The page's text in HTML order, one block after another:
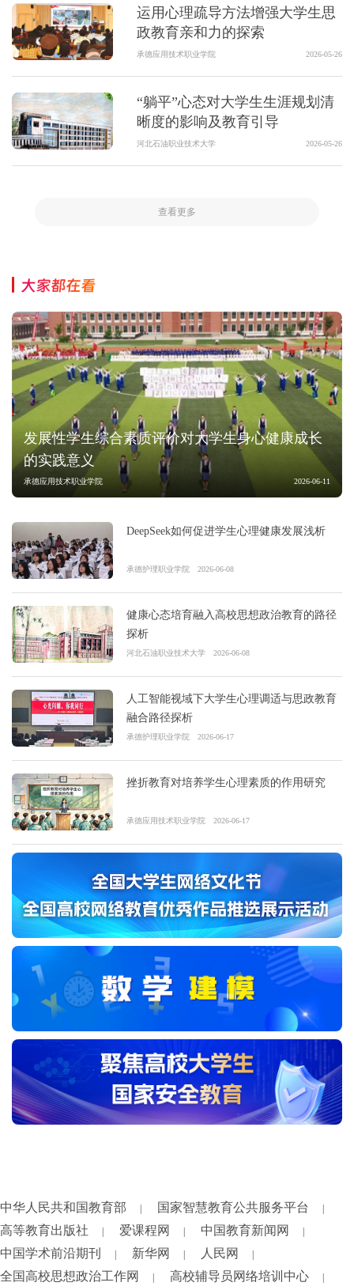
运用心理疏导方法增强大学生思
政教育亲和力的探索
承德应用技术职业学院 2026-05-26
“躺平”心态对大学生生涯规划清
晰度的影响及教育引导
河北石油职业技术大学 2026-05-26
查看更多
大家都在看
发展性学生综合素质评价对大学生身心健康成长
的实践意义
承德应用技术职业学院 2026-06-11
DeepSeek如何促进学生心理健康发展浅析
承德护理职业学院 2026-06-08
健康心态培育融入高校思想政治教育的路径
探析
河北石油职业技术大学 2026-06-08
人工智能视域下大学生心理调适与思政教育
融合路径探析
承德护理职业学院 2026-06-17
挫折教育对培养学生心理素质的作用研究
承德应用技术职业学院 2026-06-17
中华人民共和国教育部 国家智慧教育公共服务平台
高等教育出版社 爱课程网 中国教育新闻网
中国学术前沿期刊 新华网 人民网
全国高校思想政治工作网 高校辅导员网络培训中心